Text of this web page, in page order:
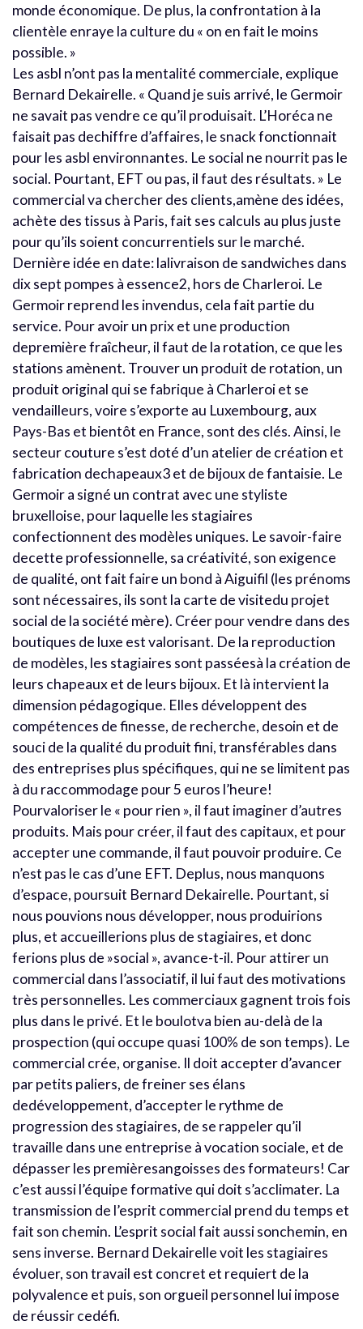
monde économique. De plus, la confrontation à la
clientèle enraye la culture du « on en fait le moins
possible. »
Les asbl n’ont pas la mentalité commerciale, explique
Bernard Dekairelle. « Quand je suis arrivé, le Germoir
ne savait pas vendre ce qu’il produisait. L’Horéca ne
faisait pas dechiffre d’affaires, le snack fonctionnait
pour les asbl environnantes. Le social ne nourrit pas le
social. Pourtant, EFT ou pas, il faut des résultats. » Le
commercial va chercher des clients,amène des idées,
achète des tissus à Paris, fait ses calculs au plus juste
pour qu’ils soient concurrentiels sur le marché.
Dernière idée en date: lalivraison de sandwiches dans
dix sept pompes à essence2, hors de Charleroi. Le
Germoir reprend les invendus, cela fait partie du
service. Pour avoir un prix et une production
depremière fraîcheur, il faut de la rotation, ce que les
stations amènent. Trouver un produit de rotation, un
produit original qui se fabrique à Charleroi et se
vendailleurs, voire s’exporte au Luxembourg, aux
Pays-Bas et bientôt en France, sont des clés. Ainsi, le
secteur couture s’est doté d’un atelier de création et
fabrication dechapeaux3 et de bijoux de fantaisie. Le
Germoir a signé un contrat avec une styliste
bruxelloise, pour laquelle les stagiaires
confectionnent des modèles uniques. Le savoir-faire
decette professionnelle, sa créativité, son exigence
de qualité, ont fait faire un bond à Aiguifil (les prénoms
sont nécessaires, ils sont la carte de visitedu projet
social de la société mère). Créer pour vendre dans des
boutiques de luxe est valorisant. De la reproduction
de modèles, les stagiaires sont passéesà la création de
leurs chapeaux et de leurs bijoux. Et là intervient la
dimension pédagogique. Elles développent des
compétences de finesse, de recherche, desoin et de
souci de la qualité du produit fini, transférables dans
des entreprises plus spécifiques, qui ne se limitent pas
à du raccommodage pour 5 euros l’heure!
Pourvaloriser le « pour rien », il faut imaginer d’autres
produits. Mais pour créer, il faut des capitaux, et pour
accepter une commande, il faut pouvoir produire. Ce
n’est pas le cas d’une EFT. Deplus, nous manquons
d’espace, poursuit Bernard Dekairelle. Pourtant, si
nous pouvions nous développer, nous produirions
plus, et accueillerions plus de stagiaires, et donc
ferions plus de »social », avance-t-il. Pour attirer un
commercial dans l’associatif, il lui faut des motivations
très personnelles. Les commerciaux gagnent trois fois
plus dans le privé. Et le boulotva bien au-delà de la
prospection (qui occupe quasi 100% de son temps). Le
commercial crée, organise. Il doit accepter d’avancer
par petits paliers, de freiner ses élans
dedéveloppement, d’accepter le rythme de
progression des stagiaires, de se rappeler qu’il
travaille dans une entreprise à vocation sociale, et de
dépasser les premièresangoisses des formateurs! Car
c’est aussi l’équipe formative qui doit s’acclimater. La
transmission de l’esprit commercial prend du temps et
fait son chemin. L’esprit social fait aussi sonchemin, en
sens inverse. Bernard Dekairelle voit les stagiaires
évoluer, son travail est concret et requiert de la
polyvalence et puis, son orgueil personnel lui impose
de réussir cedéfi.